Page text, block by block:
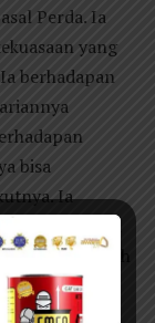
Perda. Ia
yang
berhadapan
bisa
Ia
begitu
seluruh